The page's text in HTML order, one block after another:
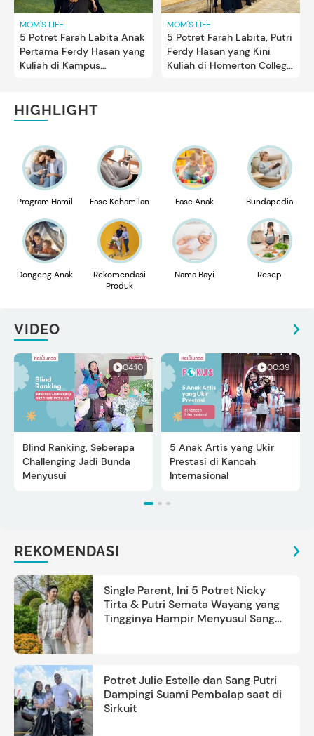
MOM'S LIFE
5 Potret Farah Labita Anak
Pertama Ferdy Hasan yang
Kuliah di Kampus
MOM'S LIFE
5 Potret Farah Labita, Putri
Ferdy Hasan yang Kini
Kuliah di Homerton College
HIGHLIGHT
Program Hamil Fase Kehamilan Fase Anak Bundapedia
Dongeng Anak
Rekomendasi
Produk
Nama Bayi Resep
VIDEO
04:10
Blind Ranking, Seberapa
Challenging Jadi Bunda
Menyusui
00:39
5 Anak Artis yang Ukir
Prestasi di Kancah
Internasional
REKOMENDASI
Single Parent, Ini 5 Potret Nicky
Tirta & Putri Semata Wayang yang
Tingginya Hampir Menyusul Sang
Potret Julie Estelle dan Sang Putri
Dampingi Suami Pembalap saat di
Sirkuit